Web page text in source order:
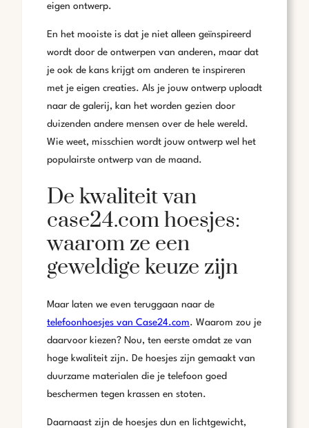
eigen ontwerp.
En het mooiste is dat je niet alleen geïnspireerd
wordt door de ontwerpen van anderen, maar dat
je ook de kans krijgt om anderen te inspireren
met je eigen creaties. Als je jouw ontwerp uploadt
naar de galerij, kan het worden gezien door
duizenden andere mensen over de hele wereld.
Wie weet, misschien wordt jouw ontwerp wel het
populairste ontwerp van de maand.
De kwaliteit van
case24.com hoesjes:
waarom ze een
geweldige keuze zijn
Maar laten we even teruggaan naar de
telefoonhoesjes van Case24.com. Waarom zou je
daarvoor kiezen? Nou, ten eerste omdat ze van
hoge kwaliteit zijn. De hoesjes zijn gemaakt van
duurzame materialen die je telefoon goed
beschermen tegen krassen en stoten.
Daarnaast zijn de hoesjes dun en lichtgewicht,